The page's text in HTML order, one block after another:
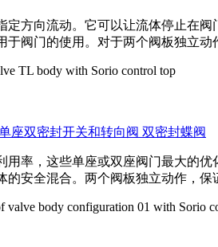
定方向流动。它可以让流体停止在
于阀门的使用。对于两个阀板独立
座双密封开关和转向阀 双密封蝶阀
用率，这些单座或双座阀门最大的
的安全混合。两个阀板独立动作，